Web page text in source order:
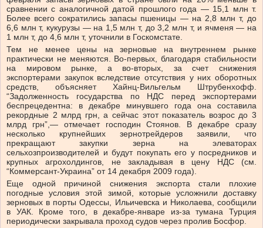
сравнении с аналогичной датой прошлого года — 15,1 млн т.
Более всего сократились запасы пшеницы — на 2,8 млн т, до
6,6 млн т, кукурузы — на 1,5 млн т, до 3,2 млн т, и ячменя — на
1 млн т, до 4,6 млн т, уточнили в Госкомстате.
Тем не менее цены на зерновые на внутреннем рынке
практически не меняются. Во-первых, благодаря стабильности
на мировом рынке, а во-вторых, за счет снижения
экспортерами закупок вследствие отсутствия у них оборотных
средств, объясняет Хайнц-Вильгельм Штрубенхофф.
“Задолженность государства по НДС перед экспортерами
беспрецедентна: в декабре минувшего года она составила
рекордные 2 млрд грн, а сейчас этот показатель возрос до 3
млрд грн”,— отмечает господин Стоянов. В декабре сразу
несколько крупнейших зернотрейдеров заявили, что
прекращают закупки зерна на элеваторах
сельхозпроизводителей и будут покупать его у посредников и
крупных агрохолдингов, не закладывая в цену НДС (см.
“Коммерсант-Украина” от 14 декабря 2009 года).
Еще одной причиной снижения экспорта стали плохие
погодные условия этой зимой, которые усложнили доставку
зерновых в порты Одессы, Ильичевска и Николаева, сообщили
в УАК. Кроме того, в декабре-январе из-за тумана Турция
периодически закрывала проход судов через пролив Босфор.